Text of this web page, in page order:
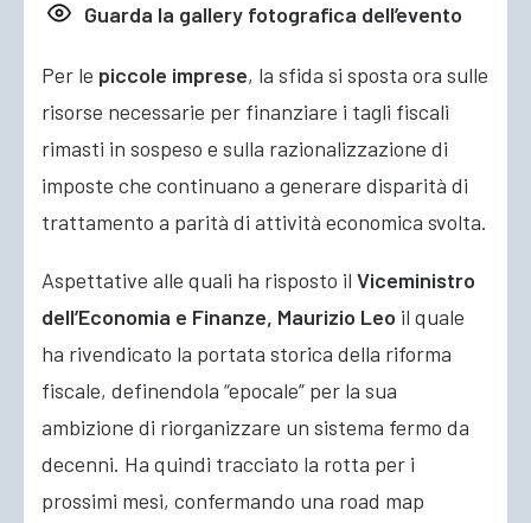
Guarda la gallery fotografica dell’evento
Per le piccole imprese, la sfida si sposta ora sulle
risorse necessarie per finanziare i tagli fiscali
rimasti in sospeso e sulla razionalizzazione di
imposte che continuano a generare disparità di
trattamento a parità di attività economica svolta.
Aspettative alle quali ha risposto il Viceministro
dell’Economia e Finanze, Maurizio Leo il quale
ha rivendicato la portata storica della riforma
fiscale, definendola “epocale” per la sua
ambizione di riorganizzare un sistema fermo da
decenni. Ha quindi tracciato la rotta per i
prossimi mesi, confermando una road map